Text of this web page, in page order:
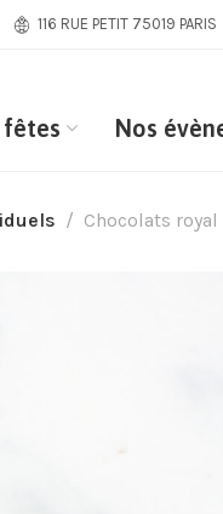
116 RUE PETIT 75019 PARIS
fêtes Nos
Chocolats